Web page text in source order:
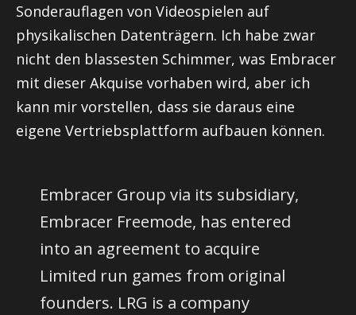
Sonderauflagen von Videospielen auf
physikalischen Datenträgern. Ich habe zwar
nicht den blassesten Schimmer, was Embracer
mit dieser Akquise vorhaben wird, aber ich
kann mir vorstellen, dass sie daraus eine
eigene Vertriebsplattform aufbauen können.
Embracer Group via its subsidiary,
Embracer Freemode, has entered
into an agreement to acquire
Limited run games from original
founders. LRG is a company